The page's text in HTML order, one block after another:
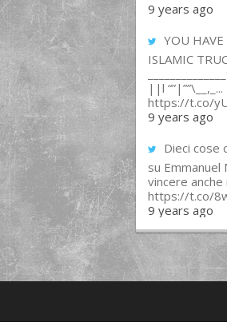
9 years ago
YOU
ISLAMIC
||l “”|””\__,_...
https://t.co/
9 years ago
Dieci cose
su Emmanuel
vincere
https://t.co/
9 years ago